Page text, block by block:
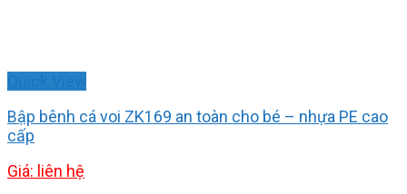
Bập bênh cá voi ZK169 an toàn cho bé – nhựa PE cao
cấp
Giá: liên hệ